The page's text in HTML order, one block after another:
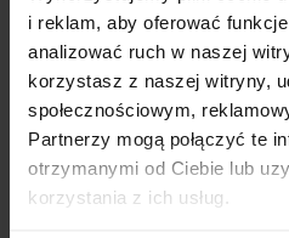
i reklam, aby oferować
analizować ruch w naszej
korzystasz z naszej witryny,
społecznościowym,
Partnerzy mogą połączyć te
otrzymanymi od Ciebie lub
korzystania z ich usług.
Dzięki tym działaniom
sposób bardziej
środowisko i przyszłe